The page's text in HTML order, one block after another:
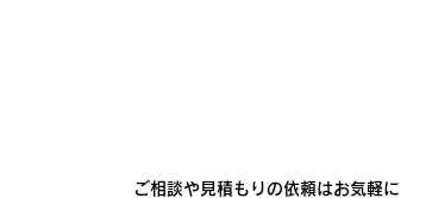
ご相談や見積もりの依頼はお気軽に